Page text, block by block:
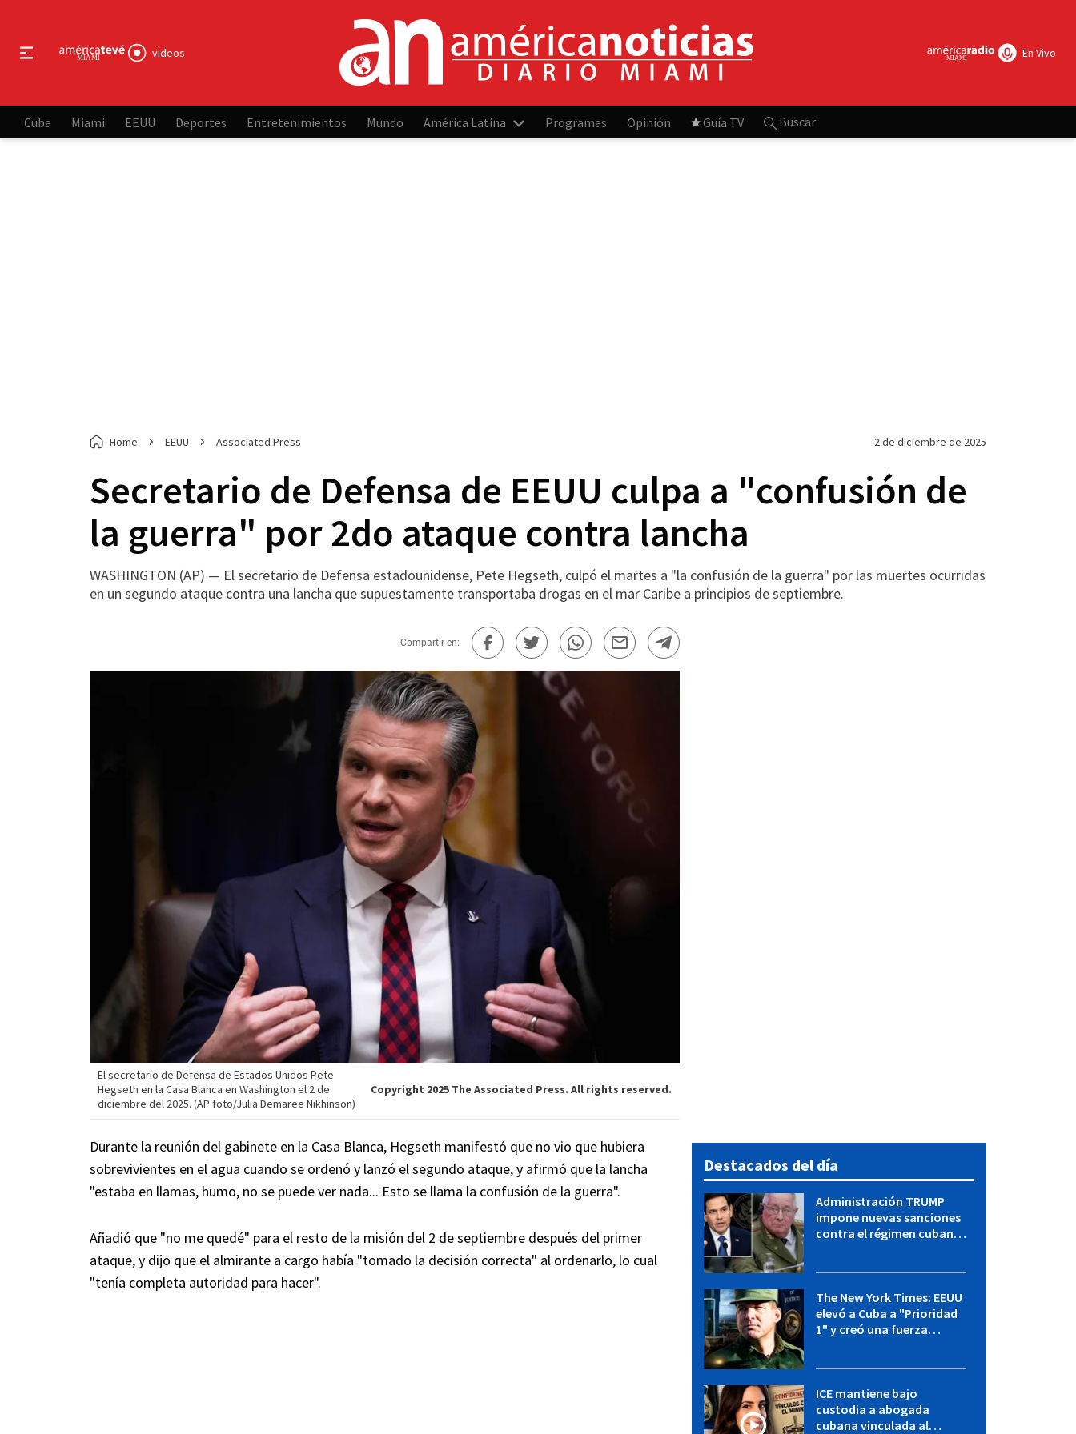
videos En Vivo
Cuba Miami EEUU Deportes Entretenimientos Mundo América Latina Programas Opinión Guía TV Buscar
Home EEUU Associated Press 2 de diciembre de 2025
Secretario de Defensa de EEUU culpa a "confusión de
la guerra" por 2do ataque contra lancha
WASHINGTON (AP) — El secretario de Defensa estadounidense, Pete Hegseth, culpó el martes a "la confusión de la guerra" por las muertes ocurridas
en un segundo ataque contra una lancha que supuestamente transportaba drogas en el mar Caribe a principios de septiembre.
Compartir en:
El secretario de Defensa de Estados Unidos Pete
Hegseth en la Casa Blanca en Washington el 2 de
diciembre del 2025. (AP foto/Julia Demaree Nikhinson)
Copyright 2025 The Associated Press. All rights reserved.
Durante la reunión del gabinete en la Casa Blanca, Hegseth manifestó que no vio que hubiera
sobrevivientes en el agua cuando se ordenó y lanzó el segundo ataque, y afirmó que la lancha
"estaba en llamas, humo, no se puede ver nada... Esto se llama la confusión de la guerra".
Añadió que "no me quedé" para el resto de la misión del 2 de septiembre después del primer
ataque, y dijo que el almirante a cargo había "tomado la decisión correcta" al ordenarlo, lo cual
"tenía completa autoridad para hacer".
Destacados del día
Administración TRUMP
impone nuevas sanciones
contra el régimen cubano:
The New York Times: EEUU
elevó a Cuba a "Prioridad
1" y creó una fuerza
ICE mantiene bajo
custodia a abogada
cubana vinculada al